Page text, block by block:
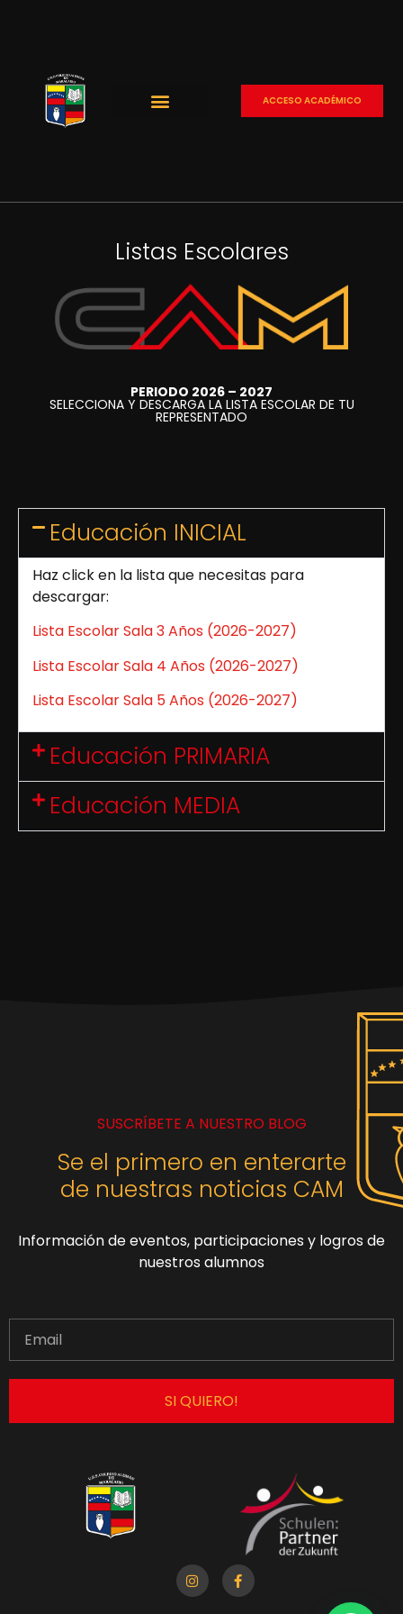
ACCESO ACADÉMICO
Listas Escolares
PERIODO 2026 – 2027
SELECCIONA Y DESCARGA LA LISTA ESCOLAR DE TU
REPRESENTADO
Educación INICIAL
Haz click en la lista que necesitas para
descargar:
Lista Escolar Sala 3 Años (2026-2027)
Lista Escolar Sala 4 Años (2026-2027)
Lista Escolar Sala 5 Años (2026-2027)
Educación PRIMARIA
Educación MEDIA
SUSCRÍBETE A NUESTRO BLOG
Se el primero en enterarte
de nuestras noticias CAM
Información de eventos, participaciones y logros de
nuestros alumnos
SI QUIERO!